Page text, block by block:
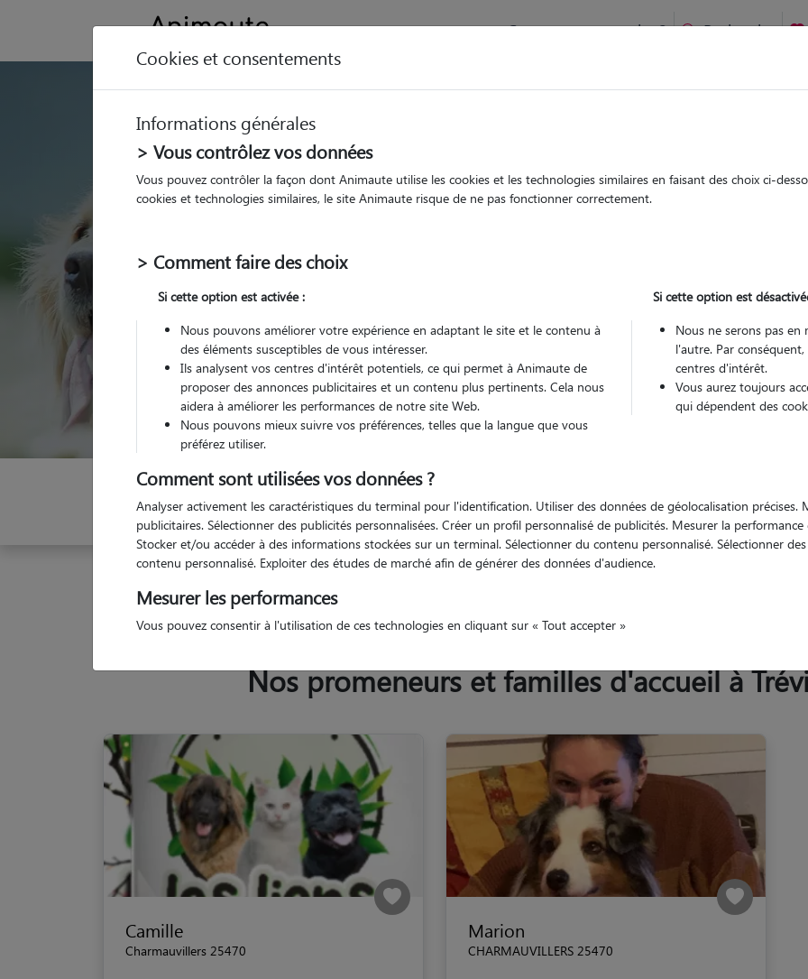
Comment ça marche ? Recherche
Trouvez une garde animaux à
Trévillers
Garde
Indiquez vos dates
Nos promeneurs et familles d'accueil à
Camille
Charmauvillers 25470
Marion
CHARMAUVILLERS 25470
Cookies et consentements
Informations générales
> Vous contrôlez vos données
Vous pouvez contrôler la façon dont Animaute utilise les cookies et les technologies similaires en faisant des choix ci-
cookies et technologies similaires, le site Animaute risque de ne pas fonctionner correctement.
> Comment faire des choix
Si cette option est activée :
Nous pouvons améliorer votre expérience en adaptant le site et le contenu à
des éléments susceptibles de vous intéresser.
Ils analysent vos centres d'intérêt potentiels, ce qui permet à Animaute de
proposer des annonces publicitaires et un contenu plus pertinents. Cela nous
aidera à améliorer les performances de notre site Web.
Nous pouvons mieux suivre vos préférences, telles que la langue que vous
préférez utiliser.
Si cette option est
Nous ne serons pas en
l'autre. Par
centres d'intérêt.
Vous aurez toujours
qui dépendent des
Comment sont utilisées vos données ?
Analyser activement les caractéristiques du terminal pour l'identification. Utiliser des données de géolocalisation précises.
publicitaires. Sélectionner des publicités personnalisées. Créer un profil personnalisé de publicités. Mesurer la
Stocker et/ou accéder à des informations stockées sur un terminal. Sélectionner du contenu personnalisé. Sélectionner
contenu personnalisé. Exploiter des études de marché afin de générer des données d'audience.
Mesurer les performances
Vous pouvez consentir à l'utilisation de ces technologies en cliquant sur « Tout accepter »